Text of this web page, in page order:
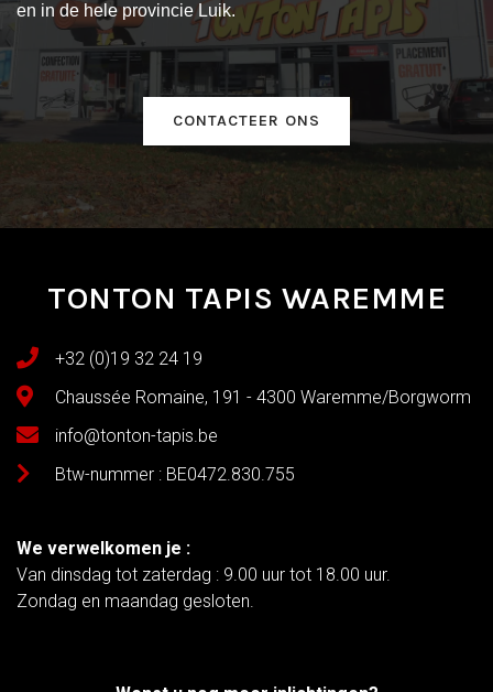
en in de hele provincie Luik.
CONTACTEER ONS
TONTON TAPIS WAREMME
+32 (0)19 32 24 19
Chaussée Romaine, 191 - 4300 Waremme/Borgworm
info@tonton-tapis.be
Btw-nummer : BE0472.830.755
We verwelkomen je :
Van dinsdag tot zaterdag : 9.00 uur tot 18.00 uur.
Zondag en maandag gesloten.